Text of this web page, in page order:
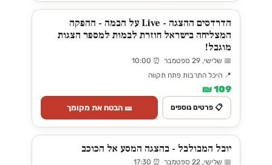
הדרדסים ההצגה - Live על הבמה - ההפקה
המצליחה בישראל חוזרת לבמות למספר הצגות
מוגבל!
📅 שלישי, 29 ספטמבר ⏰ 10:00
📍 היכל התרבות פתח תקווה
109 ₪
📋 פרטים נוספים 🎫 הבטח את מקומך
יובל המבולבל - בהצגה המסע אל הכוכב
📅 שלישי, 22 ספטמבר ⏰ 17:30